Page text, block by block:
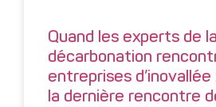
Quand les experts de la
décarbonation
entreprises
la dernière rencontre